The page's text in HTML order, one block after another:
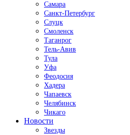
Самара
Санкт-Петербург
Слуцк
Смоленск
Таганрог
Тель-Авив
Тула
Уфа
Феодосия
Хадера
Чапаевск
Челябинск
Чикаго
Новости
Звезды